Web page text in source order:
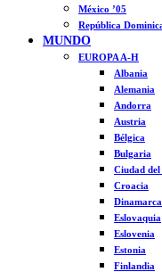
México ’05
República
MUNDO
EUROPA A-H
Albania
Alemania
Andorra
Austria
Bélgica
Bulgaria
Ciudad
Croacia
Dinamarca
Eslovaquia
Eslovenia
Estonia
Finlandia